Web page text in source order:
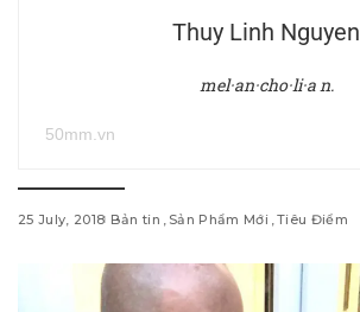
Thuy Linh Nguyen
mel·an·cho·li·a n.
50mm.vn
25 July, 2018 Bản tin Sản Phẩm Mới Tiêu Điểm